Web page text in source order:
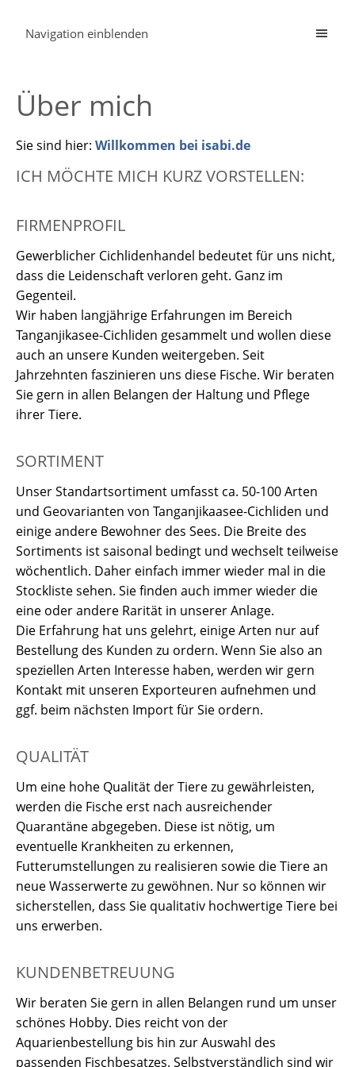
Navigation einblenden
Über mich
Sie sind hier: Willkommen bei isabi.de
ICH MÖCHTE MICH KURZ VORSTELLEN:
FIRMENPROFIL
Gewerblicher Cichlidenhandel bedeutet für uns nicht,
dass die Leidenschaft verloren geht. Ganz im
Gegenteil.
Wir haben langjährige Erfahrungen im Bereich
Tanganjikasee-Cichliden gesammelt und wollen diese
auch an unsere Kunden weitergeben. Seit
Jahrzehnten faszinieren uns diese Fische. Wir beraten
Sie gern in allen Belangen der Haltung und Pflege
ihrer Tiere.
SORTIMENT
Unser Standartsortiment umfasst ca. 50-100 Arten
und Geovarianten von Tanganjikaasee-Cichliden und
einige andere Bewohner des Sees. Die Breite des
Sortiments ist saisonal bedingt und wechselt teilweise
wöchentlich. Daher einfach immer wieder mal in die
Stockliste sehen. Sie finden auch immer wieder die
eine oder andere Rarität in unserer Anlage.
Die Erfahrung hat uns gelehrt, einige Arten nur auf
Bestellung des Kunden zu ordern. Wenn Sie also an
speziellen Arten Interesse haben, werden wir gern
Kontakt mit unseren Exporteuren aufnehmen und
ggf. beim nächsten Import für Sie ordern.
QUALITÄT
Um eine hohe Qualität der Tiere zu gewährleisten,
werden die Fische erst nach ausreichender
Quarantäne abgegeben. Diese ist nötig, um
eventuelle Krankheiten zu erkennen,
Futterumstellungen zu realisieren sowie die Tiere an
neue Wasserwerte zu gewöhnen. Nur so können wir
sicherstellen, dass Sie qualitativ hochwertige Tiere bei
uns erwerben.
KUNDENBETREUUNG
Wir beraten Sie gern in allen Belangen rund um unser
schönes Hobby. Dies reicht von der
Aquarienbestellung bis hin zur Auswahl des
passenden Fischbesatzes. Selbstverständlich sind wir